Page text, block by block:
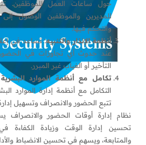
حول ساعات العمل للموظفين.
للمديرين والموظفين الوصول
والتحكم فيها.
أنظمة الإنذار والتنبيه: تساعد في
عند حدوث أي تجاوزات في
التأخير أو الغياب غير المبرر.
تكامل مع أنظمة الموارد البشرية
التكامل مع أنظمة إدارة الموارد
تتبع الحضور والانصراف وتسهيل
نظام إدارة أوقات الحضور والانصراف
تحسين إدارة الوقت وزيادة الكفاءة
والمتابعة، ويسهم في تحسين الانضباط